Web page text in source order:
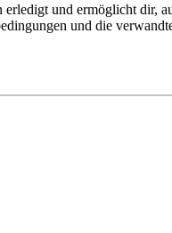
und ermöglicht dir,
und die